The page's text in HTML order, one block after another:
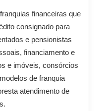
financeiras que
consignado para
e pensionistas
financiamento e
e imóveis, consórcios
de franquia
atendimento de